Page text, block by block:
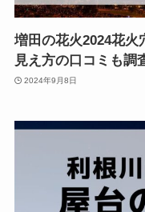
増田の花火2024花火
見え方の口コミも調
2024年9月8日